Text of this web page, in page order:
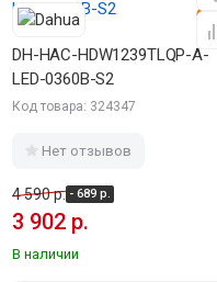
DH-HAC-HDW1239TLQP-A-
LED-0360B-S2
Код товара: 324347
Нет отзывов
4 590 р. - 689 р.
3 902 р.
В наличии